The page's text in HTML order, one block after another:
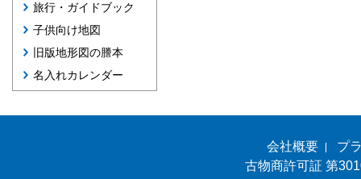
旅行・ガイドブック
子供向け地図
旧版地形図の謄本
名入れカレンダー
会社概要
プ
古物商許可証 第